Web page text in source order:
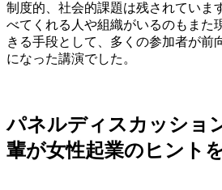
制度的、社会的課題は残されていま
べてくれる人や組織がいるのもまた
きる手段として、多くの参加者が前
になった講演でした。
パネルディスカッショ
輩が女性起業のヒント